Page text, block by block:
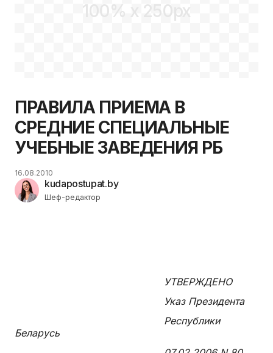
100% x 250px
ПРАВИЛА ПРИЕМА В
СРЕДНИЕ СПЕЦИАЛЬНЫЕ
УЧЕБНЫЕ ЗАВЕДЕНИЯ РБ
kudapostupat.by
Шеф-редактор
16.08.2010
УТВЕРЖДЕНО
Указ Президента
Республики
Беларусь